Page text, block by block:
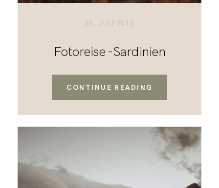
25. JULI 2018
Fotoreise -Sardinien
CONTINUE READING